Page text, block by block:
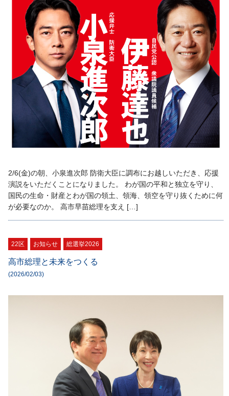
2/6(金)の朝、小泉進次郎 防衛大臣に調布にお越しいただき、応援
演説をいただくことになりました。 わが国の平和と独立を守り、
国民の生命・財産とわが国の領土、領海、領空を守り抜くために何
が必要なのか。 高市早苗総理を支え […]
22区 お知らせ 総選挙2026
高市総理と未来をつくる
(2026/02/03)